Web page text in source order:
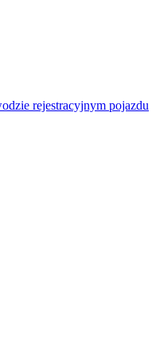
rejestracyjnym pojazdu